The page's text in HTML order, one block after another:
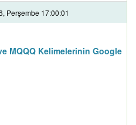
Perşembe 17:00:01
MQQQ Kelimelerinin Google